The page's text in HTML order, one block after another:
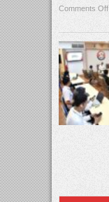
Comments Off